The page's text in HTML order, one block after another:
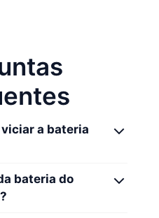
a bateria
bateria do